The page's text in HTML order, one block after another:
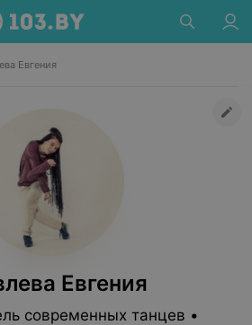
Евгения
Евгения
современных танцев •